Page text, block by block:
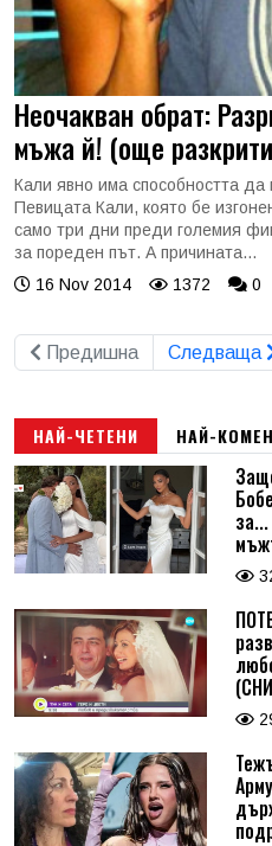
Неочакван обрат:
мъжа й! (още
Кали явно има способността да
Певицата Кали, която бе
само три дни преди големия
за пореден път. А причината...
16 Nov 2014
1372 0
Предишна Следваща
НАЙ-ЧЕТЕНИ НАЙ-